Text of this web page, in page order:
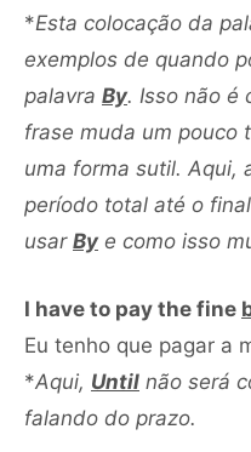
*Esta colocação da
exemplos de quando
palavra By. Isso não é
frase muda um pouco
uma forma sutil. Aqui,
período total até o
usar By e como isso
I have to pay the fine
Eu tenho que pagar a
*Aqui, Until não será
falando do prazo.